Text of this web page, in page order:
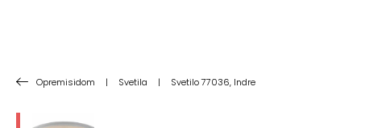
Opremisidom | Svetila | Svetilo 77036, Indre